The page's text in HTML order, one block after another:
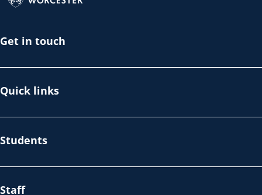
Get in touch
Quick links
Students
Staff